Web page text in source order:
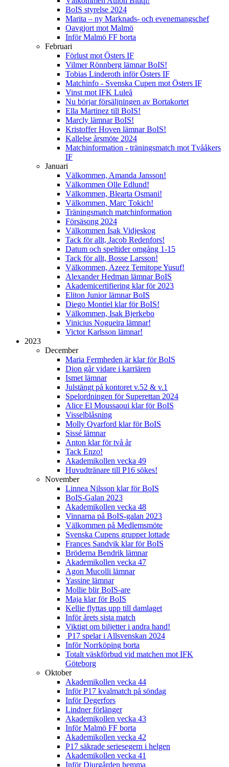
BoIS styrelse 2024
Marita – ny Marknads- och evenemangschef
Oavgjort mot Malmö
Inför Malmö FF borta
Februari
Förlust mot Östers IF
Vilmer Rönnberg lämnar BoIS!
Tobias Linderoth inför Östers IF
Matchinfo - Svenska Cupen mot Östers IF
Vinst mot IFK Luleå
Nu börjar försäljningen av Bortakortet
Ella Martinez till BoIS!
Marcly lämnar BoIS!
Kristoffer Hoven lämnar BoIS!
Kallelse årsmöte 2024
Matchinformation - träningsmatch mot Tvååkers
IF
Januari
Välkommen, Amanda Jansson!
Välkommen Olle Edlund!
Välkommen, Blearta Osmani!
Välkommen, Marc Tokich!
Träningsmatch matchinformation
Försäsong 2024
Välkommen Isak Vidjeskog
Tack för allt, Jacob Redenfors!
Datum och speltider omgång 1-15
Tack för allt, Bosse Larsson!
Välkommen, Azeez Temitope Yusuf!
Alexander Hedman lämnar BoIS
Akademicertifiering klar för 2023
Eliton Junior lämnar BoIS
Diego Montiel klar för BoIS!
Välkommen, Isak Bjerkebo
Vinicius Nogueira lämnar!
Victor Karlsson lämnar!
2023
December
Maria Fermheden är klar för BoIS
Dion går vidare i karriären
Ismet lämnar
Julstängt på kontoret v.52 & v.1
Spelordningen för Superettan 2024
Alice El Moussaoui klar för BoIS
Visselblåsning
Molly Qvarford klar för BoIS
Sissé lämnar
Anton klar för två år
Tack Enzo!
Akademikollen vecka 49
Huvudtränare till P16 sökes!
November
Linnea Nilsson klar för BoIS
BoIS-Galan 2023
Akademikollen vecka 48
Vinnarna på BoIS-galan 2023
Välkommen på Medlemsmöte
Svenska Cupens grupper lottade
Frances Sandvik klar för BoIS
Bröderna Bendrik lämnar
Akademikollen vecka 47
Agon Mucolli lämnar
Yassine lämnar
Mollie blir BoIS-are
Maja klar för BoIS
Kellie flyttas upp till damlaget
Inför årets sista match
Viktigt om biljetter i andra hand!
P17 spelar i Allsvenskan 2024
Inför Norrköping borta
Totalt väskförbud vid matchen mot IFK
Göteborg
Oktober
Akademikollen vecka 44
Inför P17 kvalmatch på söndag
Inför Degerfors
Lindner förlänger
Akademikollen vecka 43
Inför Malmö FF borta
Akademikollen vecka 42
P17 säkrade seriesegern i helgen
Akademikollen vecka 41
Inför Djurgården hemma